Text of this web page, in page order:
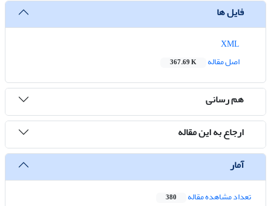
فایل ها
اصل مقاله
367.69 K
هم رسانی
ارجاع به این مقاله
آمار
تعداد مشاهده مقاله 380